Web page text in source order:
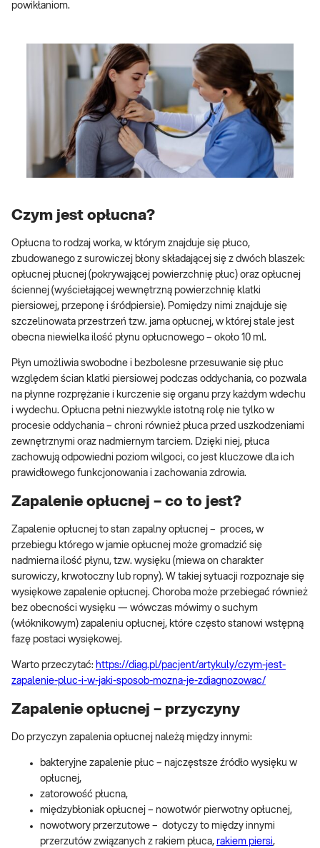
powikłaniom.
Czym jest opłucna?
Opłucna to rodzaj worka, w którym znajduje się płuco,
zbudowanego z surowiczej błony składającej się z dwóch blaszek:
opłucnej płucnej (pokrywającej powierzchnię płuc) oraz opłucnej
ściennej (wyściełającej wewnętrzną powierzchnię klatki
piersiowej, przeponę i śródpiersie). Pomiędzy nimi znajduje się
szczelinowata przestrzeń tzw. jama opłucnej, w której stale jest
obecna niewielka ilość płynu opłucnowego – około 10 ml.
Płyn umożliwia swobodne i bezbolesne przesuwanie się płuc
względem ścian klatki piersiowej podczas oddychania, co pozwala
na płynne rozprężanie i kurczenie się organu przy każdym wdechu
i wydechu. Opłucna pełni niezwykle istotną rolę nie tylko w
procesie oddychania – chroni również płuca przed uszkodzeniami
zewnętrznymi oraz nadmiernym tarciem. Dzięki niej, płuca
zachowują odpowiedni poziom wilgoci, co jest kluczowe dla ich
prawidłowego funkcjonowania i zachowania zdrowia.
Zapalenie opłucnej – co to jest?
Zapalenie opłucnej to stan zapalny opłucnej – proces, w
przebiegu którego w jamie opłucnej może gromadzić się
nadmierna ilość płynu, tzw. wysięku (miewa on charakter
surowiczy, krwotoczny lub ropny). W takiej sytuacji rozpoznaje się
wysiękowe zapalenie opłucnej. Choroba może przebiegać również
bez obecności wysięku — wówczas mówimy o suchym
(włóknikowym) zapaleniu opłucnej, które często stanowi wstępną
fazę postaci wysiękowej.
Warto przeczytać: https://diag.pl/pacjent/artykuly/czym-jest-
zapalenie-pluc-i-w-jaki-sposob-mozna-je-zdiagnozowac/
Zapalenie opłucnej – przyczyny
Do przyczyn zapalenia opłucnej należą między innymi:
bakteryjne zapalenie płuc – najczęstsze źródło wysięku w
opłucnej,
zatorowość płucna,
międzybłoniak opłucnej – nowotwór pierwotny opłucnej,
nowotwory przerzutowe – dotyczy to między innymi
przerzutów związanych z rakiem płuca, rakiem piersi,